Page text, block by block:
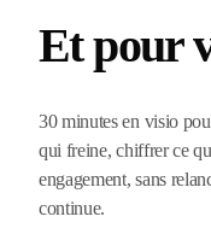
Et pour
30 minutes en visio
qui freine, chiffrer ce
engagement, sans
continue.